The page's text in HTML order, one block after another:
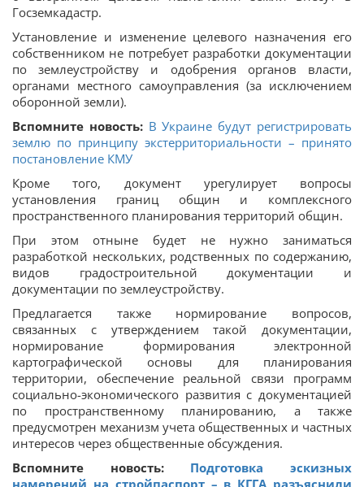
Госземкадастр.
Установление и изменение целевого назначения его
собственником не потребует разработки документации
по землеустройству и одобрения органов власти,
органами местного самоуправления (за исключением
оборонной земли).
Вспомните новость: В Украине будут регистрировать
землю по принципу экстерриториальности – принято
постановление КМУ
Кроме того, документ урегулирует вопросы
установления границ общин и комплексного
пространственного планирования территорий общин.
При этом отныне будет не нужно заниматься
разработкой нескольких, родственных по содержанию,
видов градостроительной документации и
документации по землеустройству.
Предлагается также нормирование вопросов,
связанных с утверждением такой документации,
нормирование формирования электронной
картографической основы для планирования
территории, обеспечение реальной связи программ
социально-экономического развития с документацией
по пространственному планированию, а также
предусмотрен механизм учета общественных и частных
интересов через общественные обсуждения.
Вспомните новость: Подготовка эскизных
намерений на стройпаспорт – в КГГА разъяснили